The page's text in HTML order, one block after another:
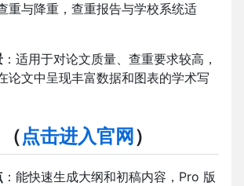
重与降重，查重报告与学校系统适
：适用于对论文质量、查重要求较高，
论文中呈现丰富数据和图表的学术写
点击进入官网 ）
：能快速生成大纲和初稿内容，Pro 版